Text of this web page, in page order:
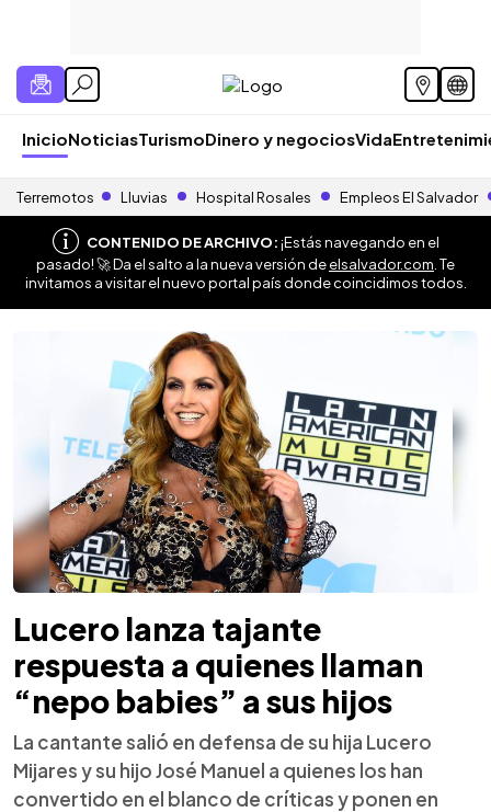
InicioNoticiasTurismoDinero y negociosVida
Terremotos Lluvias Hospital Rosales Empleos El Salvador
CONTENIDO DE ARCHIVO:¡Estás navegando en el
pasado! 🚀 Da el salto a la nueva versión deelsalvador.com . Te
invitamos a visitar el nuevo portal país donde coincidimos todos.
Lucero lanza tajante
respuesta a quienes llaman
“nepo babies” a sus hijos
La cantante salió en defensa de su hija Lucero
Mijares y su hijo José Manuel a quienes los han
convertido en el blanco de críticas y ponen en